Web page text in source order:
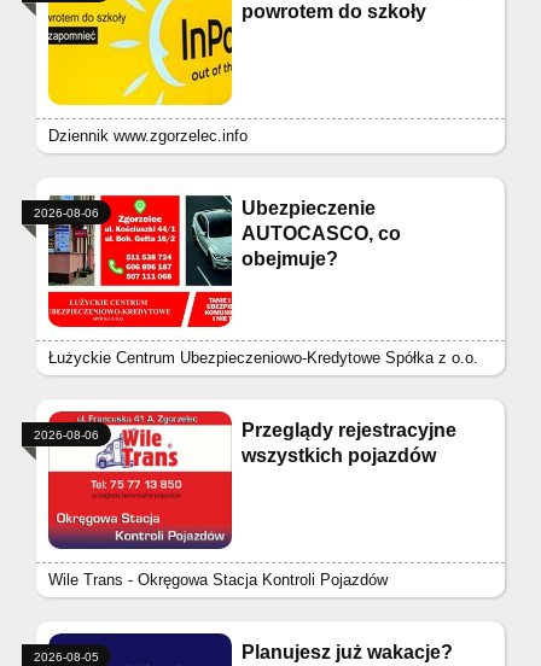
powrotem do szkoły
Dziennik www.zgorzelec.info
Ubezpieczenie
AUTOCASCO, co
obejmuje?
Łużyckie Centrum Ubezpieczeniowo-Kredytowe Spółka z o.o.
2026-08-06
Przeglądy rejestracyjne
wszystkich pojazdów
Wile Trans - Okręgowa Stacja Kontroli Pojazdów
2026-08-06
Planujesz już wakacje?
2026-08-05